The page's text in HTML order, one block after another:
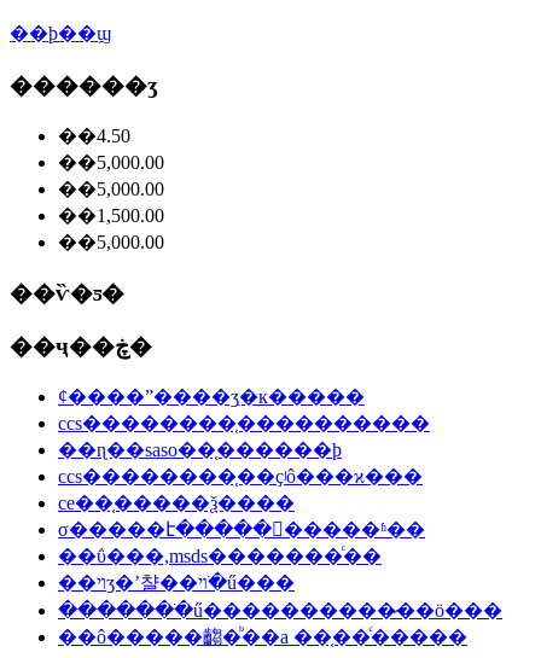
��ϸ��ϣ
������ʒ
��4.50
��5,000.00
��5,000.00
��1,500.00
��5,000.00
��ѷ�ƽ�
��ҷ��ڿ�
ȼ����ˮ����ʒִ�к�����
ccs��������֤����������
��ɳ��saso��֤������ϸ
ccs��������֤��ҫʲô���ϰ���
ce��֤�����ѯ����
σ�����է�����𱨸�����ʱ��
��ΰ���,msds�������ͨ��
��ױʒ�ʼ챨��ױ�ֺű���
�������ֺű����������̷��ö���
��ô�����齺�ᷨ��a ��֤��ͨ�����